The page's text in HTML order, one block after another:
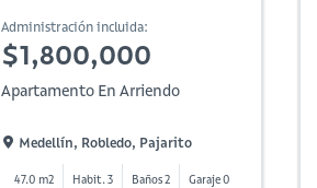
Administración incluida:
$1,800,000
Apartamento En Arriendo
Medellín, Robledo, Pajarito
47.0 m2 Habit. 3 Baños 2 Garaje 0